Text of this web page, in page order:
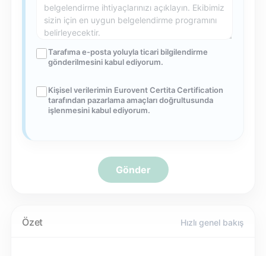
Tarafıma e-posta yoluyla ticari bilgilendirme
gönderilmesini kabul ediyorum.
Kişisel verilerimin Eurovent Certita Certification
tarafından pazarlama amaçları doğrultusunda
işlenmesini kabul ediyorum.
Gönder
Özet Hızlı genel bakış